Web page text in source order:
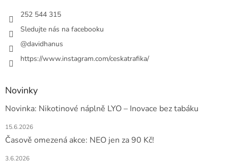
252 544 315
Sledujte nás na facebooku
@davidhanus
https://www.instagram.com/ceskatrafika/
Novinky
Novinka: Nikotinové náplně LYO – Inovace bez tabáku
15.6.2026
Časově omezená akce: NEO jen za 90 Kč!
3.6.2026